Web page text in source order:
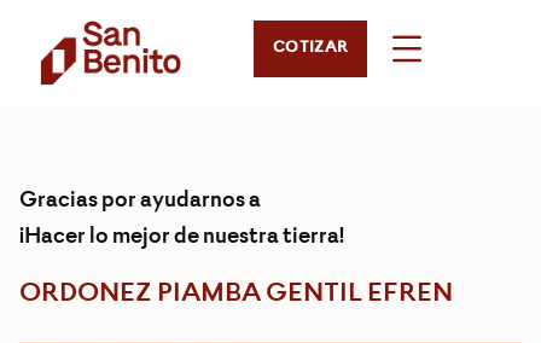
COTIZAR
Gracias por ayudarnos a
¡Hacer lo mejor de nuestra tierra!
ORDONEZ PIAMBA GENTIL EFREN